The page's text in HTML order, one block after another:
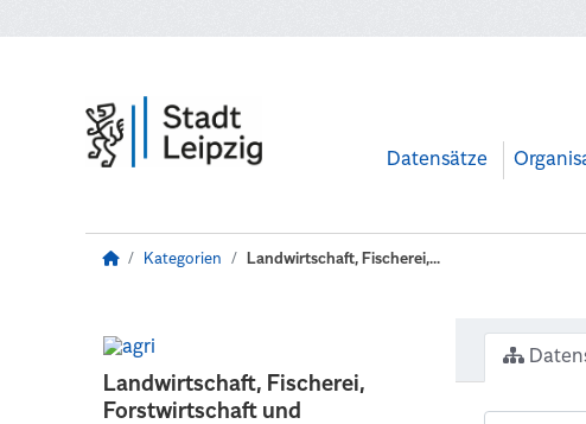
Datensätze
Kategorien Landwirtschaft, Fischerei,...
Landwirtschaft, Fischerei,
Forstwirtschaft und